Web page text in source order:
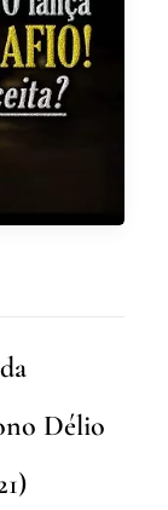
Délio